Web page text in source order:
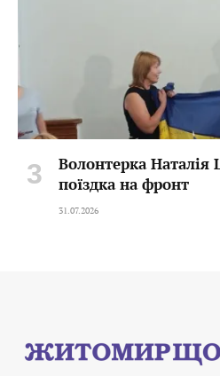
Волонтерка
поїздка на фронт
31.07.2026